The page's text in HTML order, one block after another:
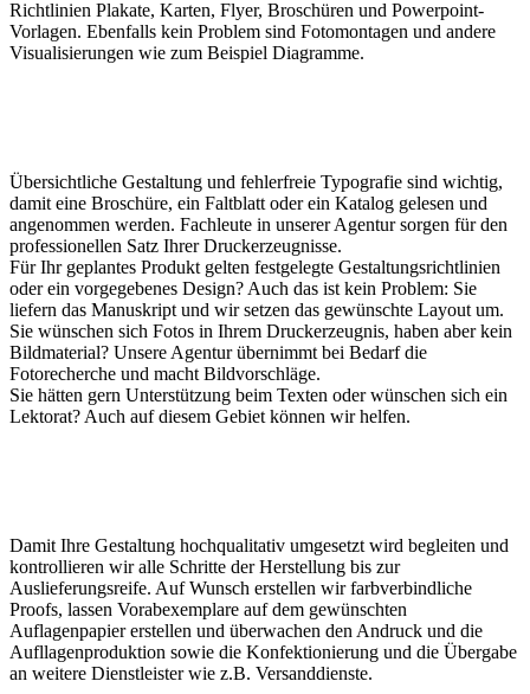
Richtlinien Plakate, Karten, Flyer, Broschüren und Powerpoint-
Vorlagen. Ebenfalls kein Problem sind Fotomontagen und andere
Visualisierungen wie zum Beispiel Diagramme.
Übersichtliche Gestaltung und fehlerfreie Typografie sind wichtig,
damit eine Broschüre, ein Faltblatt oder ein Katalog gelesen und
angenommen werden. Fachleute in unserer Agentur sorgen für den
professionellen Satz Ihrer Druckerzeugnisse.
Für Ihr geplantes Produkt gelten festgelegte Gestaltungsrichtlinien
oder ein vorgegebenes Design? Auch das ist kein Problem: Sie
liefern das Manuskript und wir setzen das gewünschte Layout um.
Sie wünschen sich Fotos in Ihrem Druckerzeugnis, haben aber kein
Bildmaterial? Unsere Agentur übernimmt bei Bedarf die
Fotorecherche und macht Bildvorschläge.
Sie hätten gern Unterstützung beim Texten oder wünschen sich ein
Lektorat? Auch auf diesem Gebiet können wir helfen.
Damit Ihre Gestaltung hochqualitativ umgesetzt wird begleiten und
kontrollieren wir alle Schritte der Herstellung bis zur
Auslieferungsreife. Auf Wunsch erstellen wir farbverbindliche
Proofs, lassen Vorabexemplare auf dem gewünschten
Auflagenpapier erstellen und überwachen den Andruck und die
Aufllagenproduktion sowie die Konfektionierung und die Übergabe
an weitere Dienstleister wie z.B. Versanddienste.